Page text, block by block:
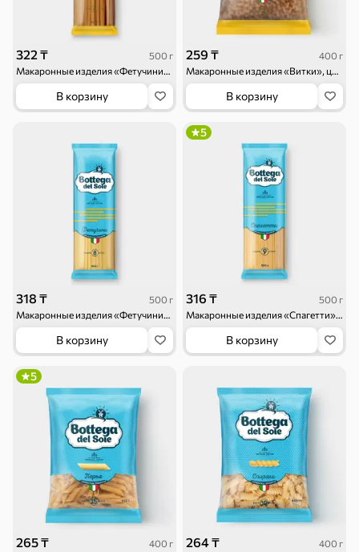
322 ₸
500 г
Макаронные изделия «Фетучини», цельнозерновые «Bottega del Sole», 500 г
В корзину
259 ₸
400 г
Макаронные изделия «Витки», цельнозерновые «Bottega del Sole», 400 г
В корзину
318 ₸
500 г
Макаронные изделия «Фетучини» «Bottega del Sole», 500 г
В корзину
316 ₸
500 г
Макаронные изделия «Спагетти» «Bottega del Sole», 500 г
5
В корзину
265 ₸ 400 г
5
264 ₸ 400 г